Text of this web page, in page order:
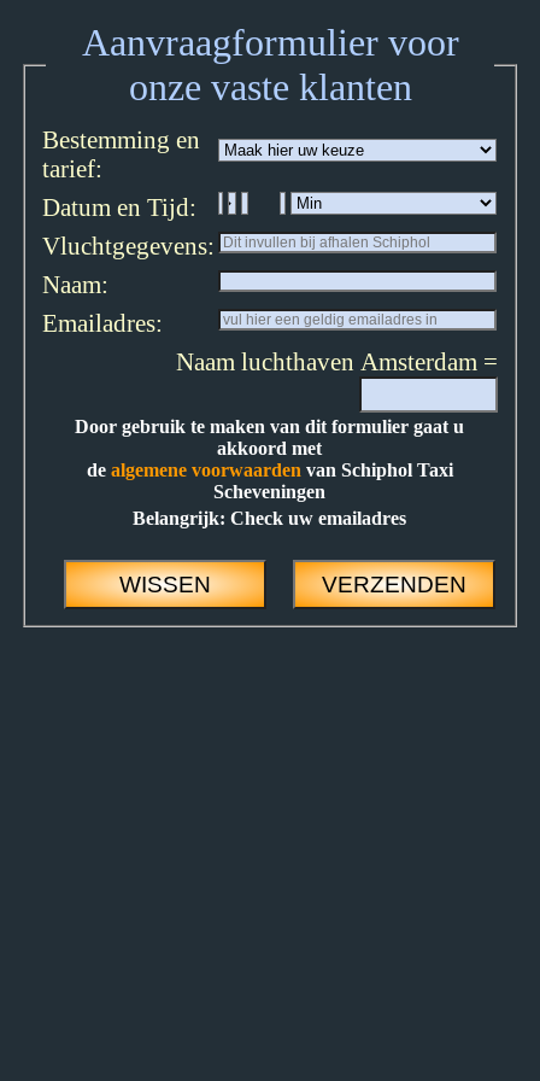
Aanvraagformulier voor
onze vaste klanten
Bestemming en
tarief:
Datum en Tijd:
Vluchtgegevens:
Naam:
Emailadres:
Naam luchthaven Amsterdam =
Door gebruik te maken van dit formulier gaat u
akkoord met
de algemene voorwaarden van Schiphol Taxi
Scheveningen
Belangrijk: Check uw emailadres